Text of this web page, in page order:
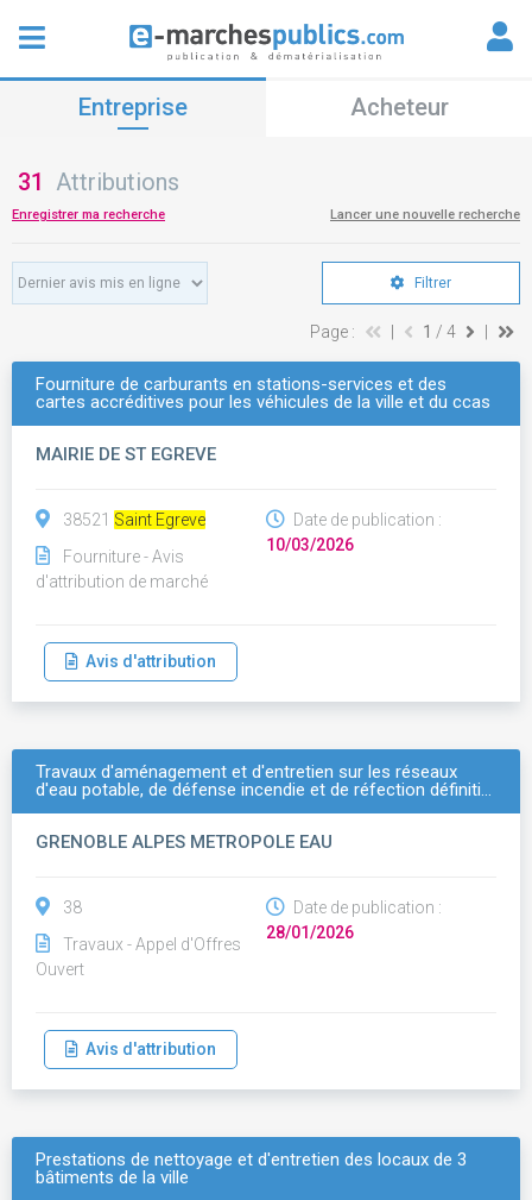
Entreprise Acheteur
31 Attributions
Enregistrer ma recherche Lancer une nouvelle recherche
Filtrer
Page : 1 / 4
Fourniture de carburants en stations-services et des
cartes accréditives pour les véhicules de la ville et du ccas
MAIRIE DE ST EGREVE
38521 Saint Egreve
Fourniture - Avis
d'attribution de marché
Date de publication :
10/03/2026
Avis d'attribution
Travaux d'aménagement et d'entretien sur les réseaux
d'eau potable, de défense incendie et de réfection définiti…
GRENOBLE ALPES METROPOLE EAU
38
Travaux - Appel d'Offres
Ouvert
Date de publication :
28/01/2026
Avis d'attribution
Prestations de nettoyage et d'entretien des locaux de 3
bâtiments de la ville